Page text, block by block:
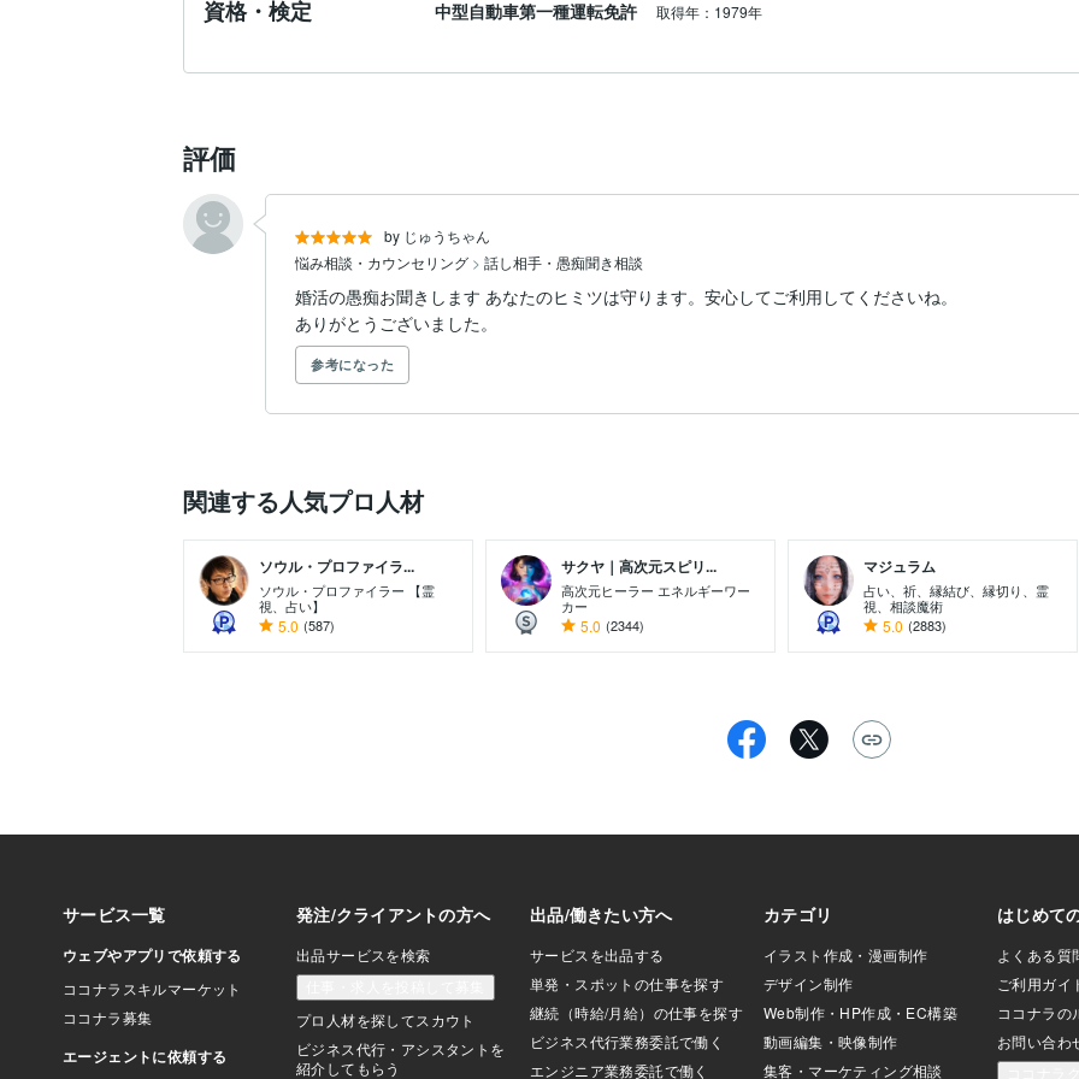
資格・検定 中型自動車第一種運転免許 取得年：1979年
評価
by じゅうちゃん
悩み相談・カウンセリング > 話し相手・愚痴聞き相談
婚活の愚痴お聞きします あなたのヒミツは守ります。安心してご利用してくださいね。
ありがとうございました。
参考になった
関連する人気プロ人材
ソウル・プロファイラ...
ソウル・プロファイラー 【霊
視、占い】
5.0 (587)
サクヤ｜高次元スピリ...
高次元ヒーラー エネルギーワー
カー
5.0 (2344)
マジュラム
占い、祈、縁結び、縁切り、霊
視、相談魔術
5.0 (2883)